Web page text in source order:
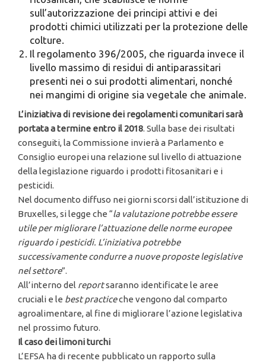
sull’autorizzazione dei principi attivi e dei
prodotti chimici utilizzati per la protezione delle
colture.
Il regolamento 396/2005, che riguarda invece il
livello massimo di residui di antiparassitari
presenti nei o sui prodotti alimentari, nonché
nei mangimi di origine sia vegetale che animale.
L’iniziativa di revisione dei regolamenti comunitari sarà
portata a termine entro il 2018. Sulla base dei risultati
conseguiti, la Commissione invierà a Parlamento e
Consiglio europei una relazione sul livello di attuazione
della legislazione riguardo i prodotti fitosanitari e i
pesticidi.
Nel documento diffuso nei giorni scorsi dall’istituzione di
Bruxelles, si legge che “la valutazione potrebbe essere
utile per migliorare l’attuazione delle norme europee
riguardo i pesticidi. L’iniziativa potrebbe
successivamente condurre a nuove proposte legislative
nel settore”.
All’interno del reportsaranno identificate le aree
cruciali e le best practiceche vengono dal comparto
agroalimentare, al fine di migliorare l’azione legislativa
nel prossimo futuro.
Il caso dei limoni turchi
L’EFSA ha di recente pubblicato un rapporto sulla